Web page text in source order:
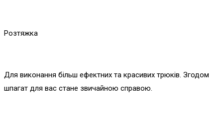
Розтяжка
Для виконання більш ефектних та красивих трюків. Згодом
шпагат для вас стане звичайною справою.